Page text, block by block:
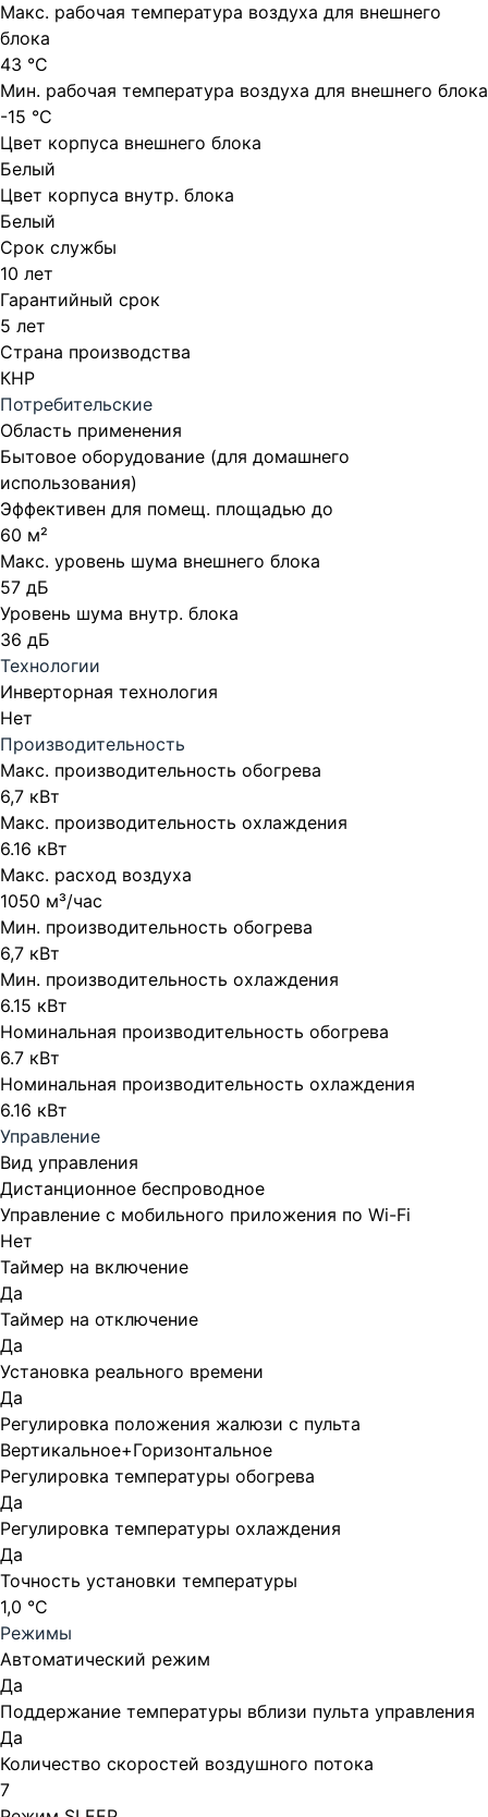
Макс. рабочая температура воздуха для внешнего
блока
43 °С
Мин. рабочая температура воздуха для внешнего блока
-15 °С
Цвет корпуса внешнего блока
Белый
Цвет корпуса внутр. блока
Белый
Срок службы
10 лет
Гарантийный срок
5 лет
Страна производства
КНР
Потребительские
Область применения
Бытовое оборудование (для домашнего
использования)
Эффективен для помещ. площадью до
60 м²
Макс. уровень шума внешнего блока
57 дБ
Уровень шума внутр. блока
36 дБ
Технологии
Инверторная технология
Нет
Производительность
Макс. производительность обогрева
6,7 кВт
Макс. производительность охлаждения
6.16 кВт
Макс. расход воздуха
1050 м³/час
Мин. производительность обогрева
6,7 кВт
Мин. производительность охлаждения
6.15 кВт
Номинальная производительность обогрева
6.7 кВт
Номинальная производительность охлаждения
6.16 кВт
Управление
Вид управления
Дистанционное беспроводное
Управление c мобильного приложения по Wi-Fi
Нет
Таймер на включение
Да
Таймер на отключение
Да
Установка реального времени
Да
Регулировка положения жалюзи с пульта
Вертикальное+Горизонтальное
Регулировка температуры обогрева
Да
Регулировка температуры охлаждения
Да
Точность установки температуры
1,0 °С
Режимы
Автоматический режим
Да
Поддержание температуры вблизи пульта управления
Да
Количество скоростей воздушного потока
7